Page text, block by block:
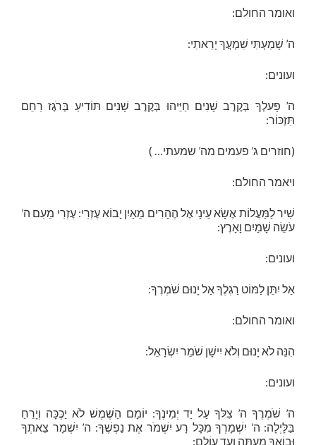
ואומר החולם:
ה’ שָׁמַעְתִּי שִׁמְעֲךָ יָרֵאתִי:
ועונים:
ה’ פָּעלְךָ בְּקֶרֶב שָׁנִים חַיֵּיהוּ בְּקֶרֶב שָׁנִים תּוֹדִיעַ בְּרֹגֶז רַחֵם
תִּזְכּוֹר:
(חוזרים ג’ פעמים מה’ שמעתי… )
ויאמר החולם:
שִׁיר לַמַּעֲלוֹת אֶשָּׂא עֵינַי אֶל הֶהָרִים מֵאַיִן יָבוֹא עֶזְרִי: עֶזְרִי מֵעִם ה’
עֹשֵׂה שָׁמַיִם וָאָרֶץ:
ועונים:
אַל יִתֵּן לַמּוֹט רַגְלֶךָ אַל יָנוּם שֹׁמְרֶךָ:
ואומר החולם:
הִנֵּה לֹא יָנוּם וְלֹא יִישָׁן שֹׁמֵר יִשְׂרָאֵל:
ועונים:
ה’ שֹׁמְרֶךָ ה’ צִלּךָ עַל יַד יְמִינֶךָ: יוֹמָם הַשֶּׁמֶשׁ לֹא יַכֶּכָּה וְיָרֵחַ
בַּלָּיְלָה: ה’ יִשְׁמָרְךָ מִכָּל רָע יִשְׁמֹר אֶת נַפְשֶׁךָ: ה’ יִשְׁמָר צֵאתְךָ
וּבוֹאֶךָ מֵעַתָּה וְעַד עוֹלָם: